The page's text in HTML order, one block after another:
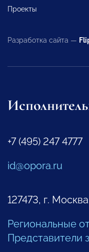
Проекты
Разработка сайта —
+7 (495) 247 4777
id@opora.ru
127473, г.
Региональные
Представители